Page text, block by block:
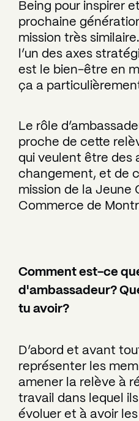
Being pour inspirer
prochaine
mission très
l’un des axes
est le bien-être en
ça a
Le rôle
proche de cette
qui veulent être des
changement, et de
mission de la Jeune
Commerce de
Comment est-ce
d'ambassadeur?
tu avoir?
D’abord et avant
représenter les
amener la relève à
travail dans lequel
évoluer et à avoir